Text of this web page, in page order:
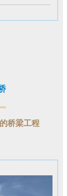
桥梁工程